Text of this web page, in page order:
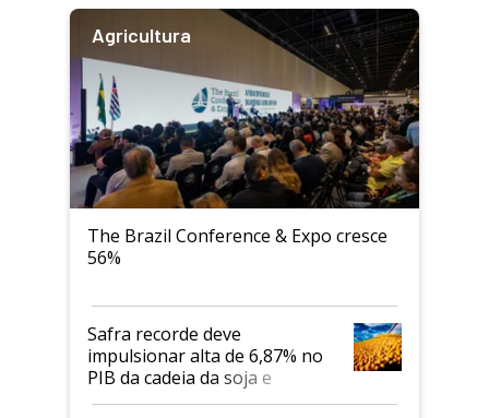
Agricultura
The Brazil Conference & Expo cresce
56%
Safra recorde deve
impulsionar alta de 6,87% no
PIB da cadeia da soja e
biodiesel em 2026